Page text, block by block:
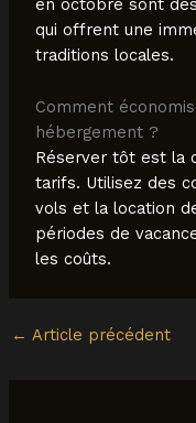
en octobre sont
qui offrent une
traditions locales.
Comment
hébergement ?
Réserver tôt est la
tarifs. Utilisez des
vols et la location
périodes de
les coûts.
← Article précédent